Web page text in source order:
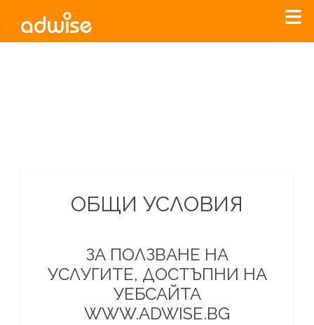
ОБЩИ УСЛОВИЯ
ЗА ПОЛЗВАНЕ НА
УСЛУГИТЕ, ДОСТЪПНИ НА
УЕБСАЙТА
WWW.ADWISE.BG